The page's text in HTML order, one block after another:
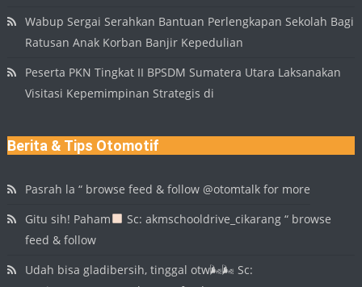
Wabup Sergai Serahkan Bantuan Perlengkapan Sekolah Bagi
Ratusan Anak Korban Banjir Kepedulian
Peserta PKN Tingkat II BPSDM Sumatera Utara Laksanakan
Visitasi Kepemimpinan Strategis di
Berita & Tips Otomotif
Pasrah la “ browse feed & follow @otomtalk for more
Gitu sih! Paham
Sc: akmschooldrive_cikarang “ browse
feed & follow
Udah bisa gladibersih, tinggal otw🌬🌬 Sc: